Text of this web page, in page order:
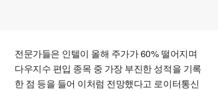
전문가들은 인텔이 올해 주가가 60% 떨어지며
다우지수 편입 종목 중 가장 부진한 성적을 기록
한 점 등을 들어 이처럼 전망했다고 로이터통신